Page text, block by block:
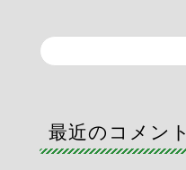
最近のコメント